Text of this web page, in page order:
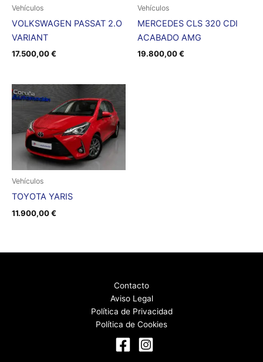
Vehículos
VOLKSWAGEN PASSAT 2.O
VARIANT
17.500,00€
Vehículos
MERCEDES CLS 320 CDI
ACABADO AMG
19.800,00€
Vehículos
TOYOTA YARIS
11.900,00€
Contacto
Aviso Legal
Política de Privacidad
Política de Cookies